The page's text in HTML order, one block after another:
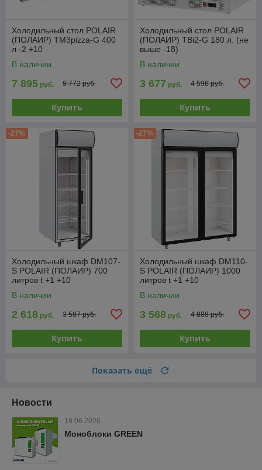
Холодильный стол POLAIR
(ПОЛАИР) TM3pizza-G 400
л -2 +10
В наличии
7 895 руб. 8 772 руб.
Купить
Холодильный стол POLAIR
(ПОЛАИР) TВi2-G 180 л. (не
выше -18)
В наличии
3 677 руб. 4 596 руб.
Купить
-27%
Холодильный шкаф DM107-
S POLAIR (ПОЛАИР) 700
литров t +1 +10
В наличии
2 618 руб. 3 587 руб.
Купить
-27%
Холодильный шкаф DM110-
S POLAIR (ПОЛАИР) 1000
литров t +1 +10
В наличии
3 568 руб. 4 888 руб.
Купить
Показать ещё
Новости
18.06.2026
Моноблоки GREEN